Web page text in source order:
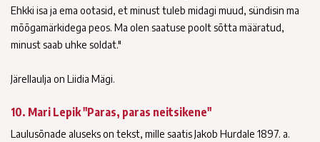
Ehkki isa ja ema ootasid, et minust tuleb midagi muud, sündisin ma
mõõgamärkidega peos. Ma olen saatuse poolt sõtta määratud,
minust saab uhke soldat."
Järellaulja on Liidia Mägi.
10. Mari Lepik "Paras, paras neitsikene"
Laulusõnade aluseks on tekst, mille saatis Jakob Hurdale 1897. a.